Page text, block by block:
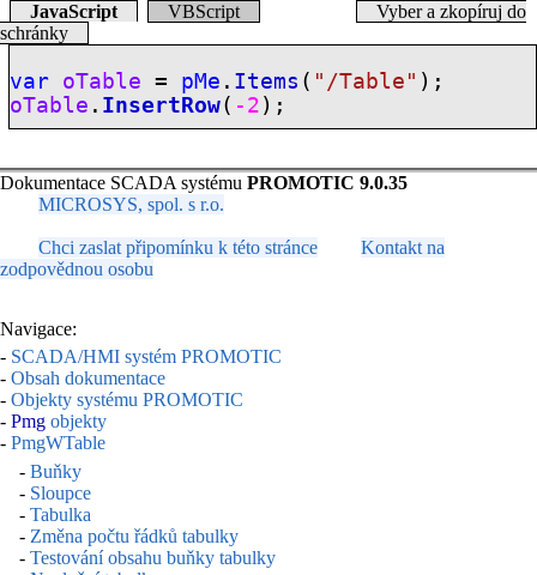
JavaScript
VBScript
Vyber a zkopíruj do
schránky
var oTable = pMe . Items ( "/Table" );
oTable . InsertRow( -2 );
Dokumentace SCADA systému PROMOTIC 9.0.35
MICROSYS, spol. s r.o.
Chci zaslat připomínku k této stránce
Kontakt na
zodpovědnou osobu
Navigace:
- SCADA/HMI systém PROMOTIC
- Obsah dokumentace
- Objekty systému PROMOTIC
- Pmg objekty
- PmgWTable
- Buňky
- Sloupce
- Tabulka
- Změna počtu řádků tabulky
- Testování obsahu buňky tabulky